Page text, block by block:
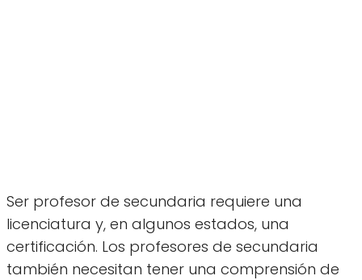
Ser profesor de secundaria requiere una
licenciatura y, en algunos estados, una
certificación. Los profesores de secundaria
también necesitan tener una comprensión de